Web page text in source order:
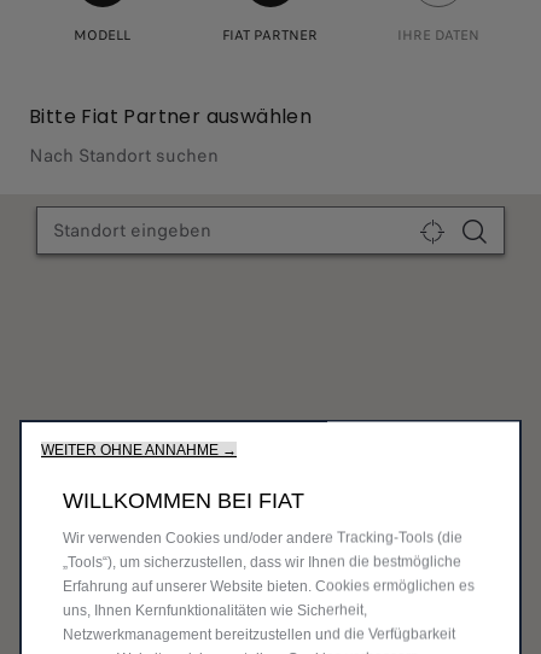
MODELL FIAT PARTNER IHRE DATEN
Bitte Fiat Partner auswählen
Nach Standort suchen
WEITER OHNE ANNAHME →
WILLKOMMEN BEI FIAT
Wir verwenden Cookies und/oder andere Tracking-Tools (die
„Tools“), um sicherzustellen, dass wir Ihnen die bestmögliche
Erfahrung auf unserer Website bieten. Cookies ermöglichen es
uns, Ihnen Kernfunktionalitäten wie Sicherheit,
Netzwerkmanagement bereitzustellen und die Verfügbarkeit